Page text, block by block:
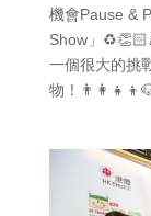
機會Pause &
Show」
一個很大的挑
物！